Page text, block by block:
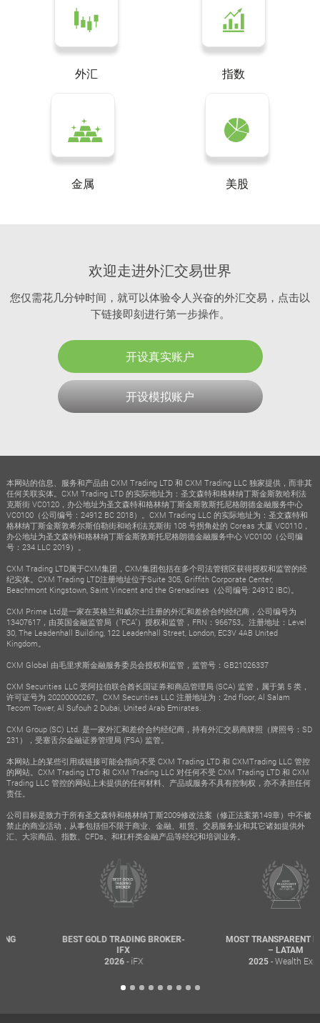
外汇 指数
金属 美股
欢迎走进外汇交易世界
您仅需花几分钟时间，就可以体验令人兴奋的外汇交易，点击以
下链接即刻进行第一步操作。
开设真实账户
开设模拟账户
本网站的信息、服务和产品由 CXM Trading LTD 和 CXM Trading LLC 独家提供，而非其
任何关联实体。CXM Trading LTD 的实际地址为：圣文森特和格林纳丁斯金斯敦哈利法
克斯街 VC0120，办公地址为圣文森特和格林纳丁斯金斯敦斯托尼格朗德金融服务中心
VC0100（公司编号：24912 BC 2018）。CXM Trading LLC 的实际地址为：圣文森特和
格林纳丁斯金斯敦希尔斯伯勒街和哈利法克斯街 108 号拐角处的 Coreas 大厦 VC0110，
办公地址为圣文森特和格林纳丁斯金斯敦斯托尼格朗德金融服务中心 VC0100（公司编
号：234 LLC 2019）。
CXM Trading LTD属于CXM集团，CXM集团包括在多个司法管辖区获得授权和监管的经
纪实体。CXM Trading LTD注册地址位于Suite 305, Griffith Corporate Center,
Beachmont Kingstown, Saint Vincent and the Grenadines（公司编号: 24912 IBC)。
CXM Prime Ltd是一家在英格兰和威尔士注册的外汇和差价合约经纪商，公司编号为
13407617，由英国金融监管局（"FCA"）授权和监管，FRN：966753。注册地址：Level
30, The Leadenhall Building, 122 Leadenhall Street, London, EC3V 4AB United
Kingdom。
CXM Global 由毛里求斯金融服务委员会授权和监管，监管号：GB21026337
CXM Securities LLC 受阿拉伯联合酋长国证券和商品管理局 (SCA) 监管，属于第 5 类，
许可证号为 20200000267。CXM Securities LLC 注册地址为：2nd floor, Al Salam
Tecom Tower, Al Sufouh 2 Dubai, United Arab Emirates.
CXM Group (SC) Ltd. 是一家外汇和差价合约经纪商，持有外汇交易商牌照（牌照号：SD
231），受塞舌尔金融证券管理局 (FSA) 监管。
本网站上的某些引用或链接可能会指向不受 CXM Trading LTD 和 CXMTrading LLC 管控
的网站。CXM Trading LTD 和 CXM Trading LLC 对任何不受 CXM Trading LTD 和 CXM
Trading LLC 管控的网站上未提供的任何材料、产品或服务不具有控制权，亦不承担任何
责任。
公司目标是致力于所有圣文森特和格林纳丁斯2009修改法案（修正法案第149章）中不被
禁止的商业活动，从事包括但不限于商业、金融、租赁、交易服务业和其它诸如提供外
汇、大宗商品、指数、CFDs、和杠杆类金融产品等经纪和培训业务。
BEST GOLD TRADING BROKER-
- iFX
MOST TRANSPARENT BROKER
– LATAM
- Wealth Expo